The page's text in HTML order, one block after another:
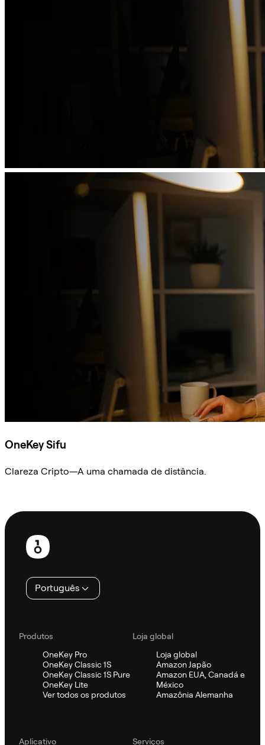
OneKey Sifu
Clareza Cripto—A uma chamada de distância.
Rodapé
Português
Produtos
OneKey Pro
OneKey Classic 1S
OneKey Classic 1S Pure
OneKey Lite
Ver todos os produtos
Loja global
Loja global
Amazon Japão
Amazon EUA, Canadá e
México
Amazônia Alemanha
Aplicativo Serviços